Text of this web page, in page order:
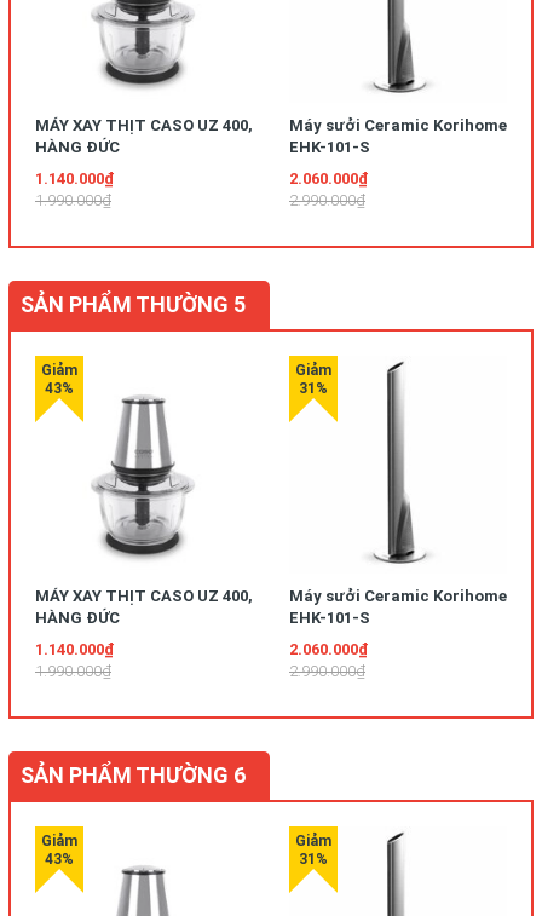
MÁY XAY THỊT CASO UZ 400,
HÀNG ĐỨC
1.140.000₫
1.990.000₫
Máy sưởi Ceramic Korihome
EHK-101-S
2.060.000₫
2.990.000₫
SẢN PHẨM THƯỜNG 5
MÁY XAY THỊT CASO UZ 400,
HÀNG ĐỨC
1.140.000₫
1.990.000₫
Máy sưởi Ceramic Korihome
EHK-101-S
2.060.000₫
2.990.000₫
SẢN PHẨM THƯỜNG 6